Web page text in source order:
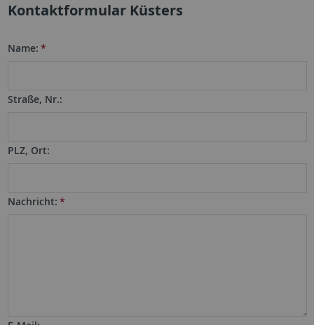
Kontaktformular Küsters
Name: *
Straße, Nr.:
PLZ, Ort:
Nachricht: *